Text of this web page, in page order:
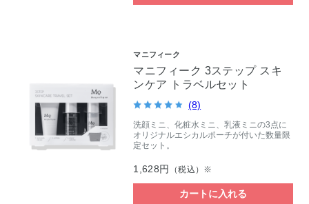
マニフィーク
マニフィーク 3ステップ スキ
ンケア トラベルセット
(8)
洗顔ミニ、化粧水ミニ、乳液ミニの3点に
オリジナルエシカルポーチが付いた数量限
定セット。
1,628円 （税込）※
カートに入れる